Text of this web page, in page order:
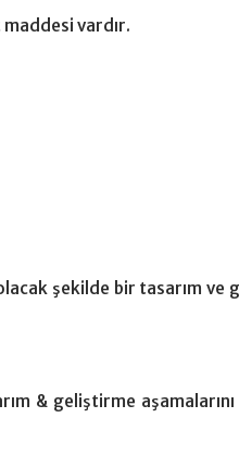
vardır.
şekilde bir tasarım ve
& geliştirme